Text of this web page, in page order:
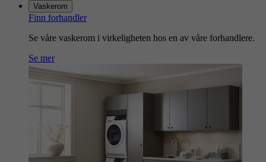
Vaskerom
Finn forhandler
Se våre vaskerom i virkeligheten hos en av våre forhandlere.
Se mer